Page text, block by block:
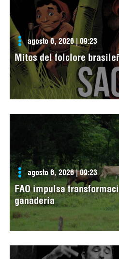
agosto 6, 2026 | 09:23
Mitos del folclore
agosto 6, 2026 | 09:23
FAO impulsa
ganadería